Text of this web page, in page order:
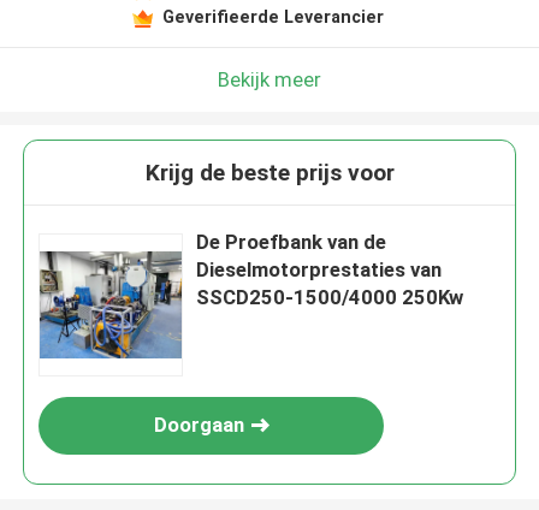
Geverifieerde Leverancier
Bekijk meer
Krijg de beste prijs voor
De Proefbank van de
Dieselmotorprestaties van
SSCD250-1500/4000 250Kw
Doorgaan